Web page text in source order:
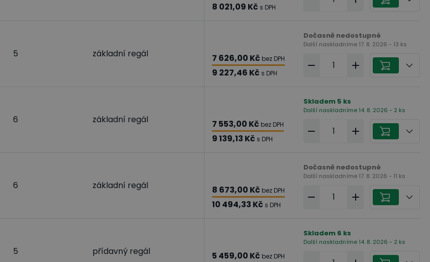
8 021,09 Kč s DPH
5 základní regál 7 626,00 Kč bez DPH
9 227,46 Kč s DPH
Dočasně nedostupné
Další naskladníme 17. 8. 2026 - 13 ks
6 základní regál 7 553,00 Kč bez DPH
9 139,13 Kč s DPH
Skladem 5 ks
Další naskladníme 14. 8. 2026 - 2 ks
6 základní regál 8 673,00 Kč bez DPH
10 494,33 Kč s DPH
Dočasně nedostupné
Další naskladníme 17. 8. 2026 - 11 ks
5 přídavný regál 5 459,00 Kč bez DPH
Skladem 6 ks
Další naskladníme 14. 8. 2026 - 2 ks